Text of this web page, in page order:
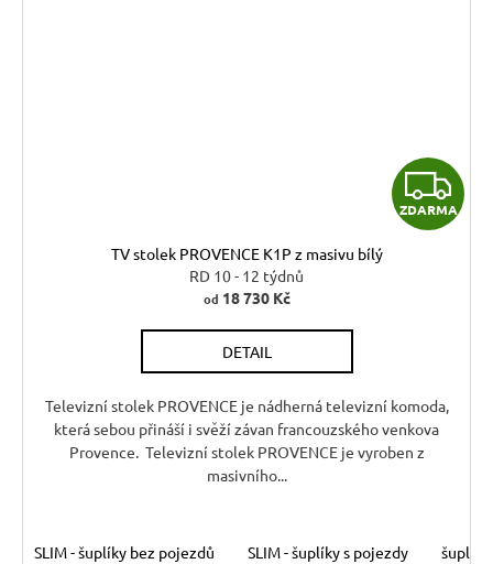
Z
D
ZDARMA
TV stolek PROVENCE K1P z masivu bílý
RD 10 - 12 týdnů
od 18 730 Kč
DETAIL
Televizní stolek PROVENCE je nádherná televizní komoda,
která sebou přináší i svěží závan francouzského venkova
Provence. Televizní stolek PROVENCE je vyroben z
masivního...
SLIM - šuplíky bez pojezdů SLIM - šuplíky s pojezdy